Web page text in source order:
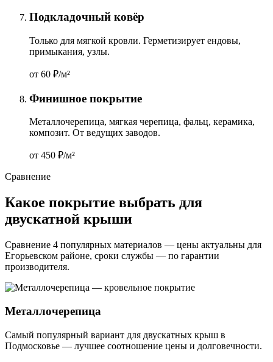
Подкладочный ковёр
Только для мягкой кровли. Герметизирует ендовы,
примыкания, узлы.
от 60 ₽/м²
Финишное покрытие
Металлочерепица, мягкая черепица, фальц, керамика,
композит. От ведущих заводов.
от 450 ₽/м²
Сравнение
Какое покрытие выбрать для
двускатной крыши
Сравнение 4 популярных материалов — цены актуальны для
Егорьевском районе, сроки службы — по гарантии
производителя.
Металлочерепица
Самый популярный вариант для двускатных крыш в
Подмосковье — лучшее соотношение цены и долговечности.